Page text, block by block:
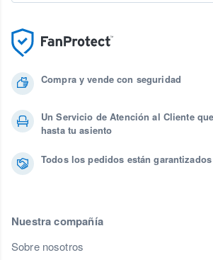
Compra y vende con seguridad
Un Servicio de Atención al Cliente
hasta tu asiento
Todos los pedidos están
Nuestra compañía
Sobre nosotros